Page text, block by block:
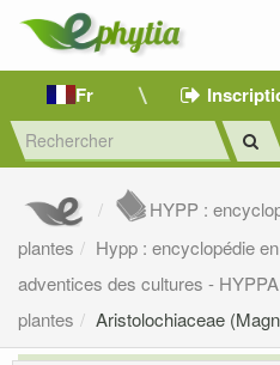
Fr
HYPP :
plantes
Hypp : encyclopédie
adventices des cultures - HYPPA
plantes
Aristolochiaceae